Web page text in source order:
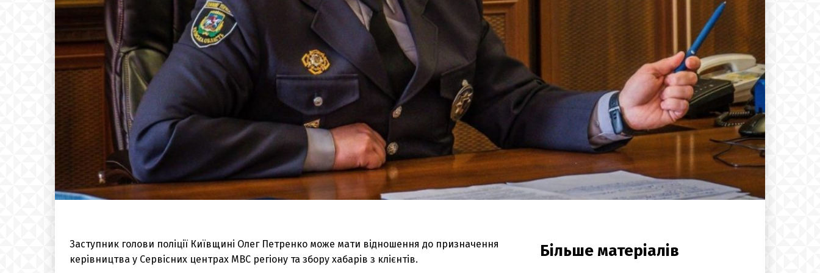
Заступник голови поліції Київщині Олег Петренко може мати відношення до призначення
керівництва у Сервісних центрах МВС регіону та збору хабарів з клієнтів.
Більше матеріалів